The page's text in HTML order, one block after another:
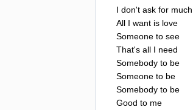
I don't ask for much
All I want is love
Someone to see
That's all I need
Somebody to be
Someone to be
Somebody to be
Good to me